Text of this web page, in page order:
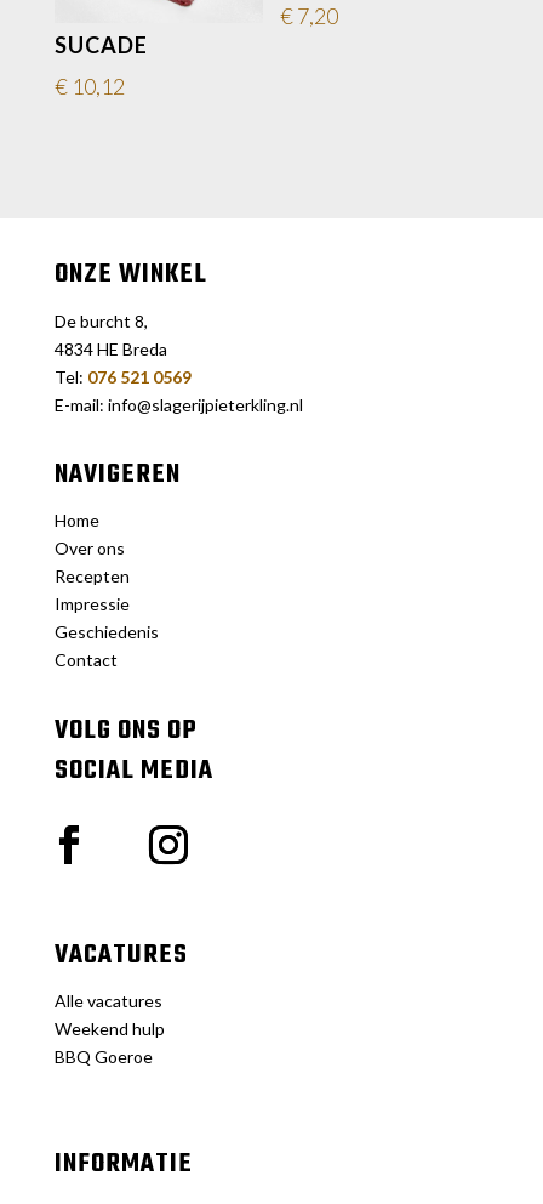
SUCADE
€10,12
€7,20
ONZE WINKEL
De burcht 8,
4834 HE Breda
Tel: 076 521 0569
E-mail: info@slagerijpieterkling.nl
NAVIGEREN
Home
Over ons
Recepten
Impressie
Geschiedenis
Contact
VOLG ONS OP
SOCIAL MEDIA
VACATURES
Alle vacatures
Weekend hulp
BBQ Goeroe
INFORMATIE